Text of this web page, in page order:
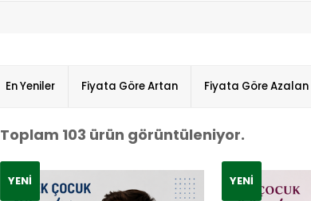
En Yeniler Fiyata Göre Artan Fiyata Göre Azalan
Toplam 103 ürün görüntüleniyor.
YENI YENI